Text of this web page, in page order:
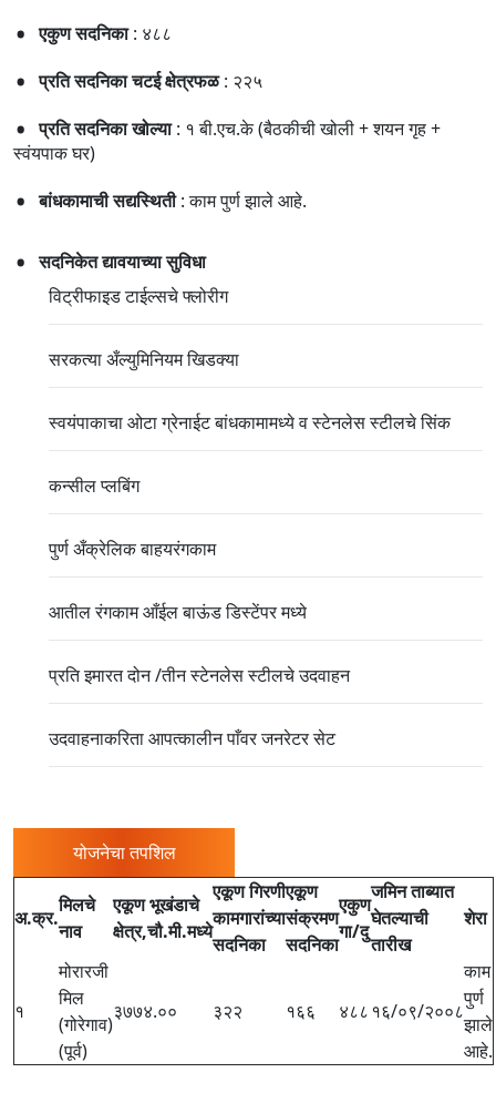
एकुण सदनिका: ४८८
प्रति सदनिका चटई क्षेत्रफळ: २२५
प्रति सदनिका खोल्या: १ बी.एच.के (बैठकीची खोली + शयन गृह +
स्वंयपाक घर)
बांधकामाची सद्यस्थिती: काम पुर्ण झाले आहे.
सदनिकेत द्यावयाच्या सुविधा
विट्रीफाइड टाईल्सचे फ्लोरीग
सरकत्या अँल्युमिनियम खिडक्या
स्वयंपाकाचा ओटा ग्रेनाईट बांधकामामध्ये व स्टेनलेस स्टीलचे सिंक
कन्सील प्लबिंग
पुर्ण अँक्रेलिक बाहयरंगकाम
आतील रंगकाम आँईल बाऊंड डिस्टेंपर मध्ये
प्रति इमारत दोन /तीन स्टेनलेस स्टीलचे उदवाहन
उदवाहनाकरिता आपत्कालीन पाँवर जनरेटर सेट
योजनेचा तपशिल
अ.क्र.
मिलचे
नाव
एकूण भूखंडाचे
क्षेत्र,चौ.मी.मध्ये
एकूण गिरणी
कामगारांच्या
सदनिका
एकूण
संक्रमण
सदनिका
एकुण
गा/दु
जमिन ताब्यात
घेतल्याची
तारीख
शेरा
१
मोरारजी
मिल
(गोरेगाव)
(पूर्व)
३७७४.०० ३२२ १६६ ४८८१६/०९/२००८
काम
पुर्ण
झाले
आहे.